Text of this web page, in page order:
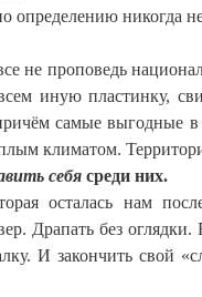
никогда
не проповедь
иную пластинку,
самые выгодные
климатом.
себя среди них.
осталась нам
Драпать без оглядки.
И закончить свой